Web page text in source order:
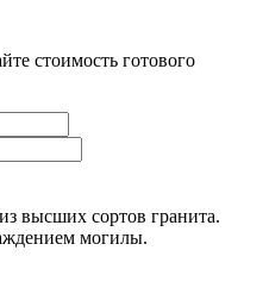
стоимость готового
высших сортов гранита.
могилы.